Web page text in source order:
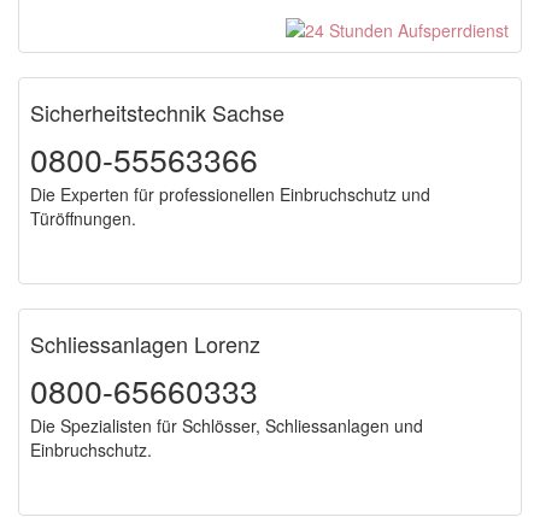
Sicherheitstechnik Sachse
0800-55563366
Die Experten für professionellen Einbruchschutz und
Türöffnungen.
Schliessanlagen Lorenz
0800-65660333
Die Spezialisten für Schlösser, Schliessanlagen und
Einbruchschutz.